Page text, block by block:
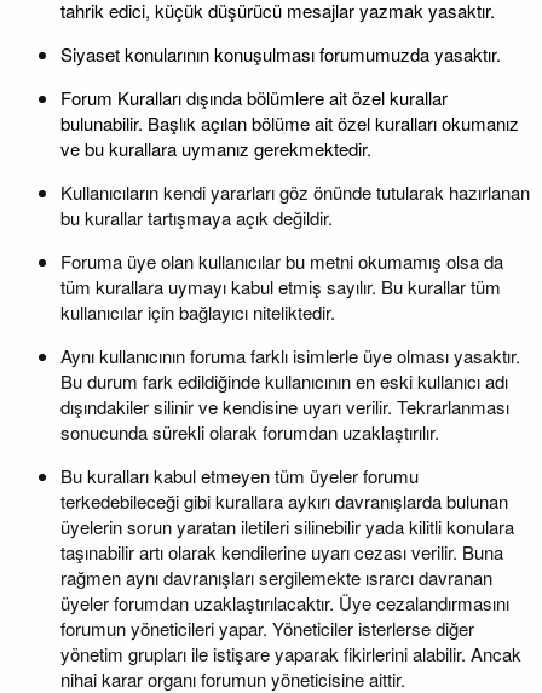
tahrik edici, küçük düşürücü mesajlar yazmak yasaktır.
Siyaset konularının konuşulması forumumuzda yasaktır.
Forum Kuralları dışında bölümlere ait özel kurallar
bulunabilir. Başlık açılan bölüme ait özel kuralları okumanız
ve bu kurallara uymanız gerekmektedir.
Kullanıcıların kendi yararları göz önünde tutularak hazırlanan
bu kurallar tartışmaya açık değildir.
Foruma üye olan kullanıcılar bu metni okumamış olsa da
tüm kurallara uymayı kabul etmiş sayılır. Bu kurallar tüm
kullanıcılar için bağlayıcı niteliktedir.
Aynı kullanıcının foruma farklı isimlerle üye olması yasaktır.
Bu durum fark edildiğinde kullanıcının en eski kullanıcı adı
dışındakiler silinir ve kendisine uyarı verilir. Tekrarlanması
sonucunda sürekli olarak forumdan uzaklaştırılır.
Bu kuralları kabul etmeyen tüm üyeler forumu
terkedebileceği gibi kurallara aykırı davranışlarda bulunan
üyelerin sorun yaratan iletileri silinebilir yada kilitli konulara
taşınabilir artı olarak kendilerine uyarı cezası verilir. Buna
rağmen aynı davranışları sergilemekte ısrarcı davranan
üyeler forumdan uzaklaştırılacaktır. Üye cezalandırmasını
forumun yöneticileri yapar. Yöneticiler isterlerse diğer
yönetim grupları ile istişare yaparak fikirlerini alabilir. Ancak
nihai karar organı forumun yöneticisine aittir.